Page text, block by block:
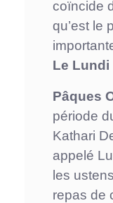
coïncide
qu’est le
Le Lundi
Pâques
période
Kathari
appelé
les
repas de